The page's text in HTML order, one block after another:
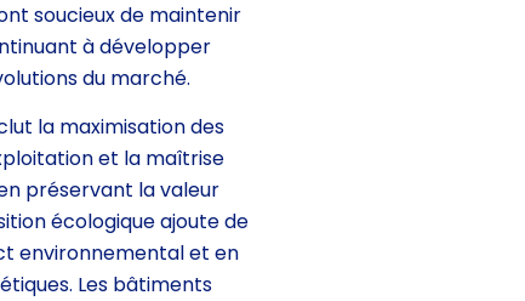
soucieux de maintenir
à développer
du marché.
la maximisation des
et la maîtrise
préservant la valeur
écologique ajoute de
environnemental et en
Les bâtiments